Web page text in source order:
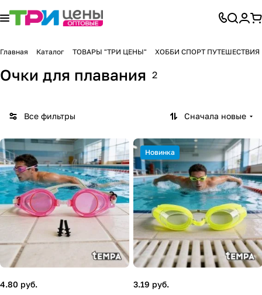
Главная Каталог ТОВАРЫ "ТРИ ЦЕНЫ" ХОББИ СПОРТ ПУТЕШЕСТВИЯ
Очки для плавания 2
Все фильтры Сначала новые
4.80 руб.
Новинка
3.19 руб.